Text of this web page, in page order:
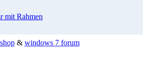
mit Rahmen
& windows 7 forum